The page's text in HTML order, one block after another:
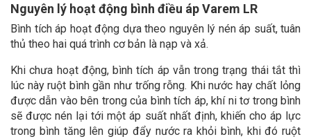
Nguyên lý hoạt động bình điều áp Varem LR
Bình tích áp hoạt động dựa theo nguyên lý nén áp suất, tuân
thủ theo hai quá trình cơ bản là nạp và xả.
Khi chưa hoạt động, bình tích áp vẫn trong trạng thái tắt thì
lúc này ruột bình gần như trống rỗng. Khi nước hay chất lỏng
được dẫn vào bên trong của bình tích áp, khí ni tơ trong bình
sẽ được nén lại tới một áp suất nhất định, khiến cho áp lực
trong bình tăng lên giúp đẩy nước ra khỏi bình, khi đó ruột